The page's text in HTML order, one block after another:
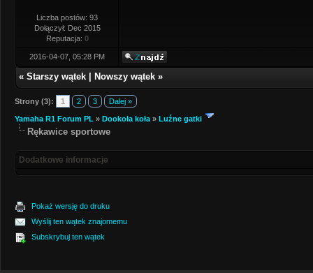
Liczba postów: 93
Dołączył: Dec 2015
Reputacja: 0
2016-04-07, 05:28 PM
« Starszy wątek Nowszy wątek »
Strony (3): 1 2 3 Dalej »
Yamaha R1 Forum PL » Dookoła koła » Luźne gatki
Rękawice sportowe
Dodatkowe informacje
Pokaż wersję do druku
Wyślij ten wątek znajomemu
Subskrybuj ten wątek